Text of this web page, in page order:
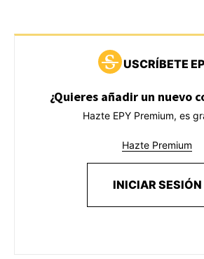
USCRÍBETE
¿Quieres añadir un nuevo
Hazte EPY Premium, es
Hazte Premium
INICIAR SESIÓN